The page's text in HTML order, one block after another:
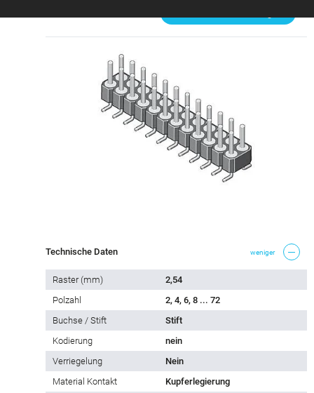
Technische Daten weniger
Raster (mm)
2,54
Polzahl
2, 4, 6, 8 ... 72
Buchse / Stift
Stift
Kodierung
nein
Verriegelung
Nein
Material Kontakt
Kupferlegierung